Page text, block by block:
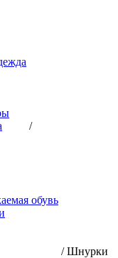
/
обувь
/Шнурки